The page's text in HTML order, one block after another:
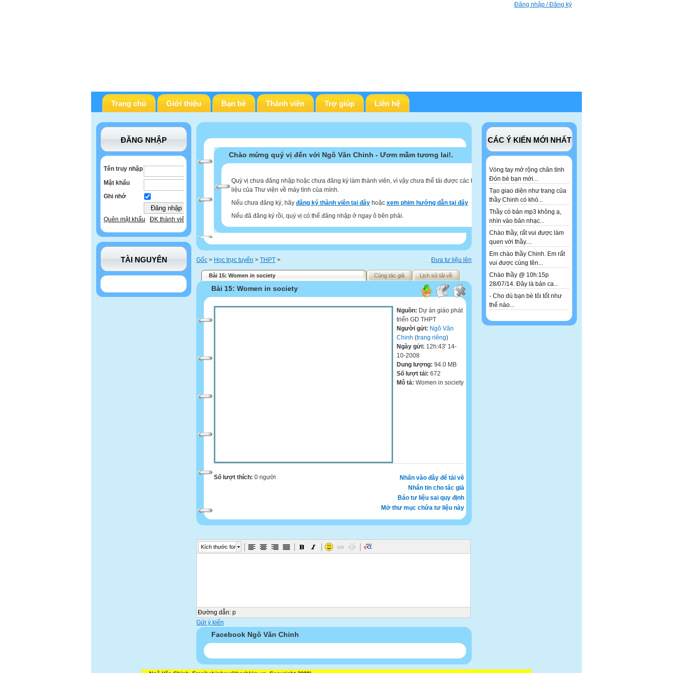
Đăng nhập / Đăng ký
Trang chủ Giới thiệu Bạn bè Thành viên Trợ giúp Liên hệ
ĐĂNG NHẬP
Tên truy nhập
Mật khẩu
Ghi nhớ
Quên mật khẩu ĐK thành viên
TÀI NGUYÊN
CÁC Ý KIẾN MỚI NHẤT
Vòng tay mở rộng chân tình
Đón bè bạn mới...
Tạo giao diện như trang của
thầy Chinh có khó...
Thầy có bản mp3 không ạ,
nhìn vào bản nhạc...
Chào thầy, rất vui được làm
quen với thầy....
Em chào thầy Chinh. Em rất
vui được cùng tên...
Chào thầy @ 10h:15p
28/07/14. Đây là bản ca...
- Cho dù bạn bè tôi tốt như
thế nào...
Chào mừng quý vị đến với Ngô Văn Chinh - Ươm mầm tương lai!.
Quý vị chưa đăng nhập hoặc chưa đăng ký làm thành viên, vì vậy chưa thể tải được các tư
liệu của Thư viện về máy tính của mình.
Nếu chưa đăng ký, hãy đăng ký thành viên tại đây hoặc xem phim hướng dẫn tại đây
Nếu đã đăng ký rồi, quý vị có thể đăng nhập ở ngay ô bên phải.
Đưa tư liệu lên
Gốc > Học trực tuyến > THPT >
Bài 15: Women in society Cùng tác giả Lịch sử tải về
Bài 15: Women in society
Nguồn: Dự án giáo phát
triển GD THPT
Người gửi: Ngô Văn
Chinh (trang riêng)
Ngày gửi: 12h:43' 14-
10-2008
Dung lượng: 94.0 MB
Số lượt tải: 672
Mô tả: Women in society
Nhấn vào đây để tải về
Nhắn tin cho tác giả
Báo tư liệu sai quy định
Mở thư mục chứa tư liệu này
Số lượt thích: 0 người
Kích thước font
Đường dẫn: p
Gửi ý kiến
Facebook Ngô Văn Chinh